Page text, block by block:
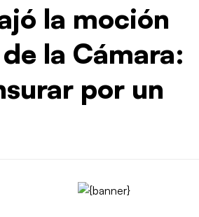
la moción
la Cámara:
por un